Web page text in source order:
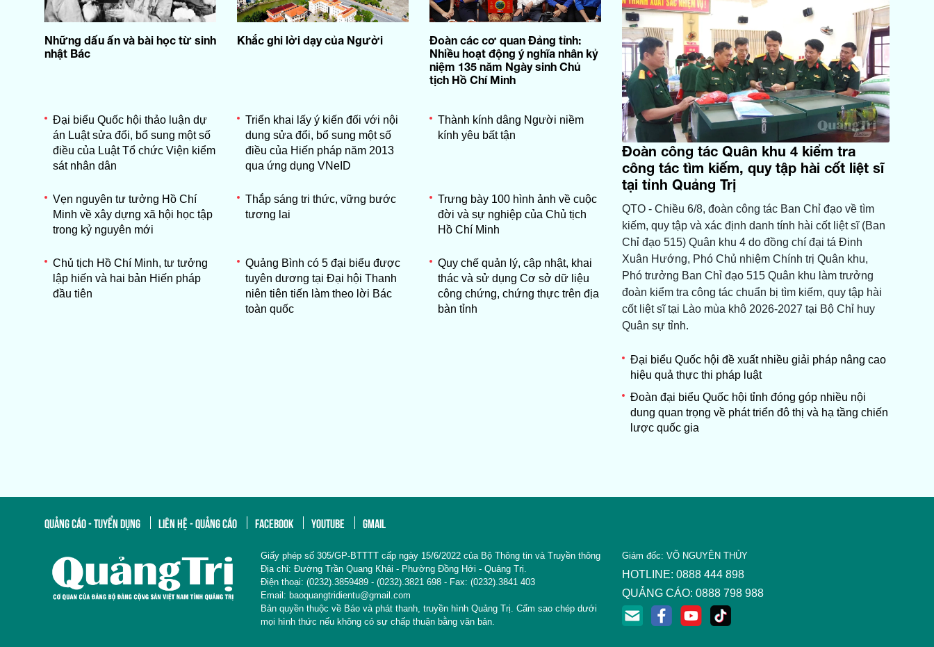
Những dấu ấn và bài học từ sinh
nhật Bác
Khắc ghi lời dạy của Người
Đoàn các cơ quan Đảng tỉnh:
Nhiều hoạt động ý nghĩa nhân kỷ
niệm 135 năm Ngày sinh Chủ
tịch Hồ Chí Minh
Đại biểu Quốc hội thảo luận dự
án Luật sửa đổi, bổ sung một số
điều của Luật Tổ chức Viện kiểm
sát nhân dân
Triển khai lấy ý kiến đối với nội
dung sửa đổi, bổ sung một số
điều của Hiến pháp năm 2013
qua ứng dụng VNeID
Thành kính dâng Người niềm
kính yêu bất tận
Vẹn nguyên tư tưởng Hồ Chí
Minh về xây dựng xã hội học tập
trong kỷ nguyên mới
Thắp sáng tri thức, vững bước
tương lai
Trưng bày 100 hình ảnh về cuộc
đời và sự nghiệp của Chủ tịch
Hồ Chí Minh
Chủ tịch Hồ Chí Minh, tư tưởng
lập hiến và hai bản Hiến pháp
đầu tiên
Quảng Bình có 5 đại biểu được
tuyên dương tại Đại hội Thanh
niên tiên tiến làm theo lời Bác
toàn quốc
Quy chế quản lý, cập nhật, khai
thác và sử dụng Cơ sở dữ liệu
công chứng, chứng thực trên địa
bàn tỉnh
Đoàn công tác Quân khu 4 kiểm tra
công tác tìm kiếm, quy tập hài cốt liệt sĩ
tại tỉnh Quảng Trị
QTO - Chiều 6/8, đoàn công tác Ban Chỉ đạo về tìm
kiếm, quy tập và xác định danh tính hài cốt liệt sĩ (Ban
Chỉ đạo 515) Quân khu 4 do đồng chí đại tá Đinh
Xuân Hướng, Phó Chủ nhiệm Chính trị Quân khu,
Phó trưởng Ban Chỉ đạo 515 Quân khu làm trưởng
đoàn kiểm tra công tác chuẩn bị tìm kiếm, quy tập hài
cốt liệt sĩ tại Lào mùa khô 2026-2027 tại Bộ Chỉ huy
Quân sự tỉnh.
Đại biểu Quốc hội đề xuất nhiều giải pháp nâng cao
hiệu quả thực thi pháp luật
Đoàn đại biểu Quốc hội tỉnh đóng góp nhiều nội
dung quan trọng về phát triển đô thị và hạ tầng chiến
lược quốc gia
QUẢNG CÁO - TUYỂN DỤNG LIÊN HỆ - QUẢNG CÁO FACEBOOK YOUTUBE GMAIL
Giấy phép số 305/GP-BTTTT cấp ngày 15/6/2022 của Bộ Thông tin và Truyền thông
Địa chỉ: Đường Trần Quang Khải - Phường Đồng Hới - Quảng Trị.
Điện thoại: (0232).3859489 - (0232).3821 698 - Fax: (0232).3841 403
Email: baoquangtridientu@gmail.com
Bản quyền thuộc về Báo và phát thanh, truyền hình Quảng Trị. Cấm sao chép dưới
mọi hình thức nếu không có sự chấp thuận bằng văn bản.
Giám đốc: VÕ NGUYÊN THỦY
HOTLINE: 0888 444 898
QUẢNG CÁO: 0888 798 988